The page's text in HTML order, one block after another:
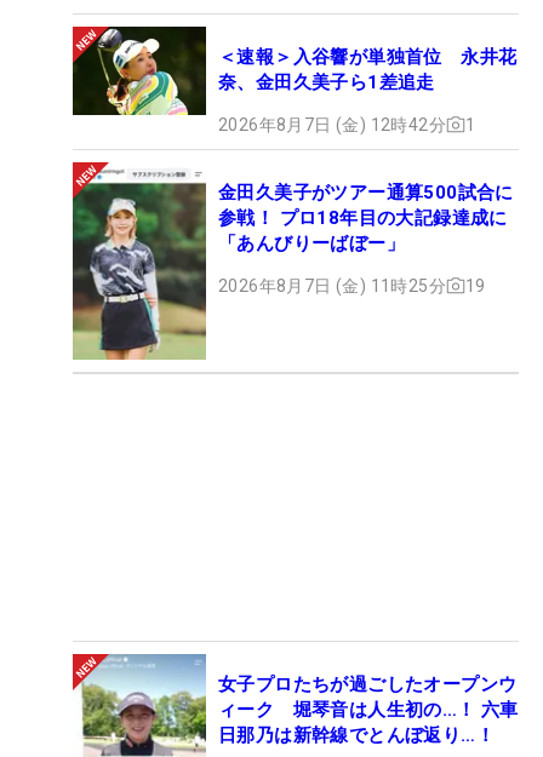
＜速報＞入谷響が単独首位 永井花
奈、金田久美子ら1差追走
2026年8月7日 (金) 12時42分 1
金田久美子がツアー通算500試合に
参戦！ プロ18年目の大記録達成に
「あんびりーばぼー」
2026年8月7日 (金) 11時25分 19
女子プロたちが過ごしたオープンウ
ィーク 堀琴音は人生初の…！ 六車
日那乃は新幹線でとんぼ返り…！